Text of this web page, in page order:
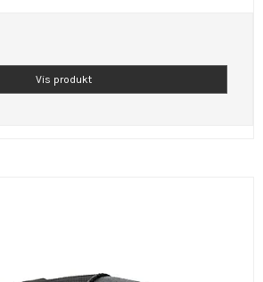
Vis produkt